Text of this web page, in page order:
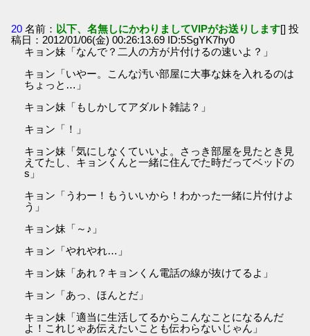
20 名前： 以下、名無しにかわりましてVIPがお送りします[] 投
稿日：2012/01/06(金) 00:26:13.69 ID:5SgYK7hy0
キョン妹「なんで？二人の方が片付けるの速いよ？」
キョン「いやー。こんな汚い部屋に大事な妹を入れるのは
ちょっと…」
キョン妹「もしかしてアダルト雑誌？」
キョン「！」
キョン妹「気にしなくていいよ。さっき部屋を見たとき見
えてたし、キョンくんと一緒に住んでた時だってベッドの
s」
キョン「うわー！もういいから！わかった一緒に片付けよ
う」
キョン妹「～♪」
キョン「やれやれ…」
キョン妹「あれ？キョンくん電話の線が抜けてるよ」
キョン「あっ、ほんとだ」
キョン妹「適当に生活してるからこんなことになるんだ
よ！これじゃあ伝えたいことも伝わらないじゃん」